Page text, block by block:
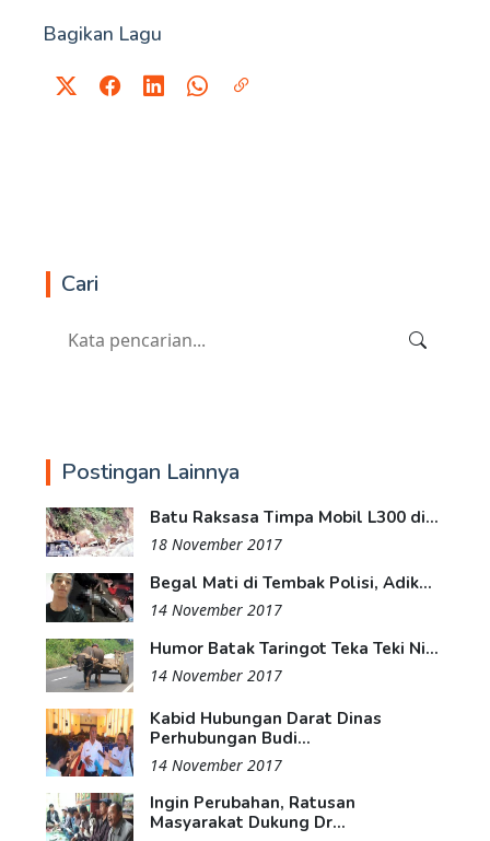
Bagikan Lagu
Cari
Postingan Lainnya
Batu Raksasa Timpa Mobil L300 di...
18 November 2017
Begal Mati di Tembak Polisi, Adik...
14 November 2017
Humor Batak Taringot Teka Teki Ni...
14 November 2017
Kabid Hubungan Darat Dinas
Perhubungan Budi...
14 November 2017
Ingin Perubahan, Ratusan
Masyarakat Dukung Dr...